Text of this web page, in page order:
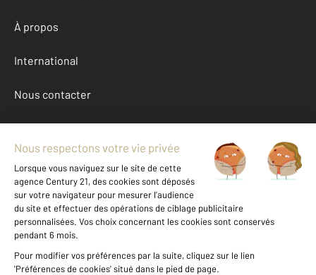
À propos
International
Nous contacter
Mentions légales & CGU et Barèmes d'honoraires
Données personnelles
Gestionnaire des cookies
Achat appartement autour de HENDAYE (64700)